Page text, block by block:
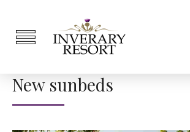
New sunbeds